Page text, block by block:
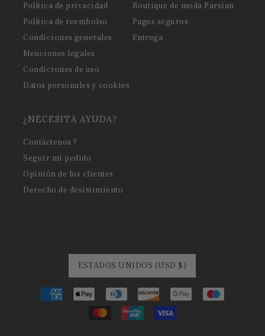
Política de privacidad
Política de reembolso
Condiciones generales
Menciones legales
Condiciones de uso
Datos personales y cookies
Boutique de moda Parsian
Pagos seguros
Entrega
¿NECESITA AYUDA?
Contáctenos ?
Seguir mi pedido
Opinión de los clientes
Derecho de desistimiento
ESTADOS UNIDOS (USD $)